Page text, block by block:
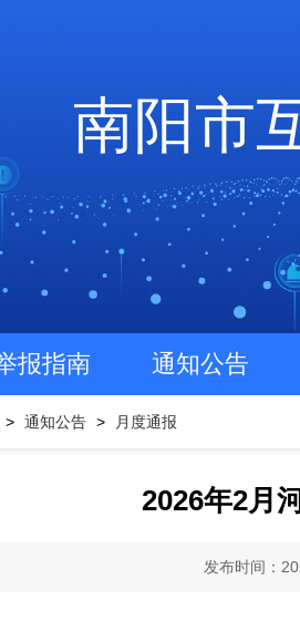
南阳市
报指南 通知公告
> 通知公告 > 月度通报
2026年2月
发布时间：